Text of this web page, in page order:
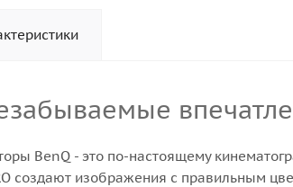
BenQ - это по-настоящему
создают изображения с правильным